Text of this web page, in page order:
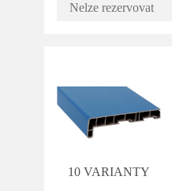
Nelze rezervovat
10 VARIANTY